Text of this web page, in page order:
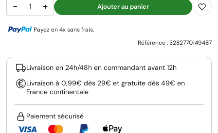
− + Ajouter au panier
Payez en 4x sans frais.
Référence :3282770149487
Livraison en 24h/48h en commandant avant 12h
Livraison à 0,99€ dès 29€ et gratuite dès 49€ en
France continentale
Paiement sécurisé